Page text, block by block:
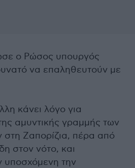
ο Ρώσος υπουργός
να επαληθευτούν με
κάνει λόγο για
αμυντικής γραμμής των
Ζαπορίζια, πέρα από
στον νότο, και
υποσχόμενη την